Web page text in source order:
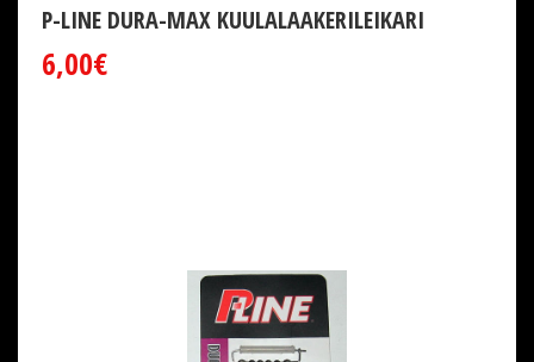
P-LINE DURA-MAX KUULALAAKERILEIKARI
6,00€